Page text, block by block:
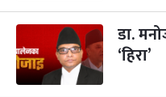
आइत
कुकुर तिहार
कार्तिक २२, २०८३-Nov 8,
२३ गाई पूजा
डा.
‘हिरा’